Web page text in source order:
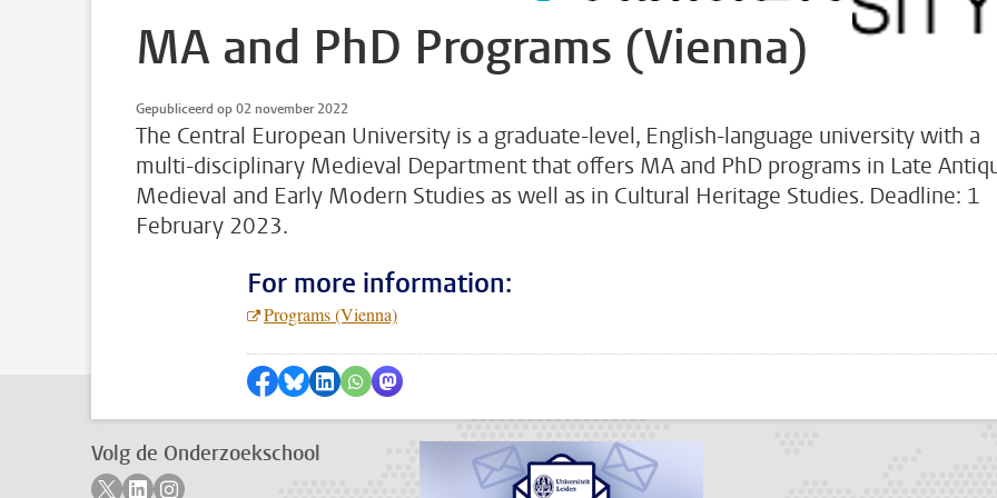
MA and PhD Programs (Vienna)
Gepubliceerd op 02 november 2022
The Central European University is a graduate-level, English-language university with a
multi-disciplinary Medieval Department that offers MA and PhD programs in Late
Medieval and Early Modern Studies as well as in Cultural Heritage Studies. Deadline: 1
February 2023.
For more information:
Programs (Vienna)
Delen op Facebook
Delen via Bluesky
Delen op LinkedIn
???shareWhatsApp???
Delen via Mastodon
Volg de Onderzoekschool
Volg ons op twitter
Volg ons op linkedin
Volg ons op instagram